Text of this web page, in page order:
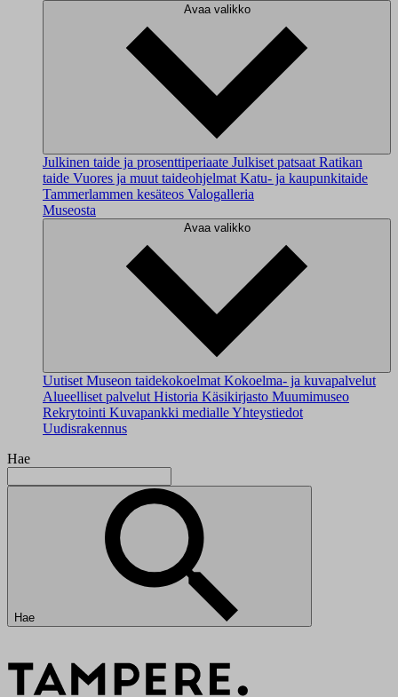
Avaa valikko
Julkinen taide ja prosenttiperiaate Julkiset patsaat Ratikan
taide Vuores ja muut taideohjelmat Katu- ja kaupunkitaide
Tammerlammen kesäteos Valogalleria
Museosta
Avaa valikko
Uutiset Museon taidekokoelmat Kokoelma- ja kuvapalvelut
Alueelliset palvelut Historia Käsikirjasto Muumimuseo
Rekrytointi Kuvapankki medialleYhteystiedot
Uudisrakennus
Hae
Hae